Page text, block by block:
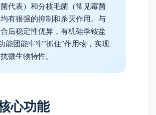
菌代表）和分枝毛菌（常见霉菌
有很强的抑制和杀灭作用。与
后稳定性优异，有机硅季铵盐
能团能牢牢“抓住”作用物，实现
微生物特性。
心功能